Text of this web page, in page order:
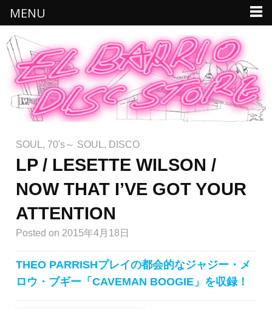
SOUL , 70's～ SOUL , DISCO
LP / LESETTE WILSON /
NOW THAT I’VE GOT YOUR
ATTENTION
Posted on 2015年4月18日
THEO PARRISHプレイの都会的なジャジー・メ
ロウ・ブギー「CAVEMAN BOOGIE」を収録！
MENU